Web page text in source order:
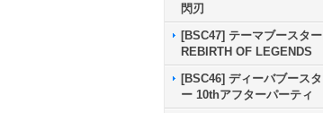
閃刃
[BSC47] テーマブースター
REBIRTH OF LEGENDS
[BSC46] ディーバブースタ
ー 10thアフターパーティ